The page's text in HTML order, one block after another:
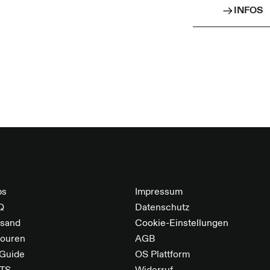
leicht
INFOS
Impressum
Datenschutz
Cookie-Einstellungen
AGB
OS Plattform